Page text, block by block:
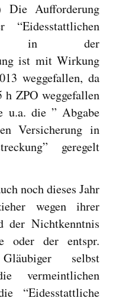
Die Aufforderung
in der
ist mit Wirkung
weggefallen, da
h ZPO weggefallen
u.a. die ” Abgabe
Versicherung in
geregelt
noch dieses Jahr
wegen ihrer
der Nichtkenntnis
oder der entspr.
selbst
vermeintlichen
“Eidesstattliche